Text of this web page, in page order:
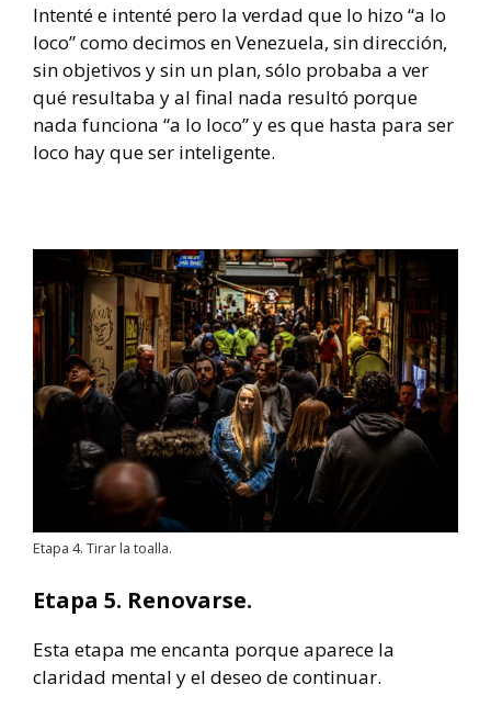
Intenté e intenté pero la verdad que lo hizo “a lo
loco” como decimos en Venezuela, sin dirección,
sin objetivos y sin un plan, sólo probaba a ver
qué resultaba y al final nada resultó porque
nada funciona “a lo loco” y es que hasta para ser
loco hay que ser inteligente.
Etapa 4. Tirar la toalla.
Etapa 5. Renovarse.
Esta etapa me encanta porque aparece la
claridad mental y el deseo de continuar.